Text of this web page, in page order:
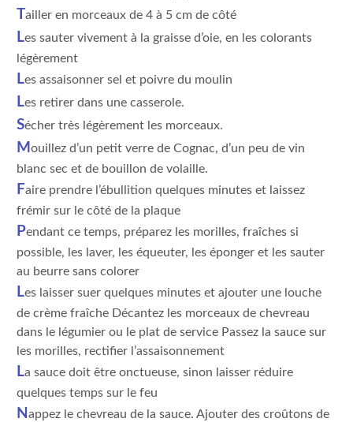
Tailler en morceaux de 4 à 5 cm de côté
Les sauter vivement à la graisse d’oie, en les colorants
légèrement
Les assaisonner sel et poivre du moulin
Les retirer dans une casserole.
Sécher très légèrement les morceaux.
Mouillez d’un petit verre de Cognac, d’un peu de vin
blanc sec et de bouillon de volaille.
Faire prendre l’ébullition quelques minutes et laissez
frémir sur le côté de la plaque
Pendant ce temps, préparez les morilles, fraîches si
possible, les laver, les équeuter, les éponger et les sauter
au beurre sans colorer
Les laisser suer quelques minutes et ajouter une louche
de crème fraîche Décantez les morceaux de chevreau
dans le légumier ou le plat de service Passez la sauce sur
les morilles, rectifier l’assaisonnement
La sauce doit être onctueuse, sinon laisser réduire
quelques temps sur le feu
Nappez le chevreau de la sauce. Ajouter des croûtons de